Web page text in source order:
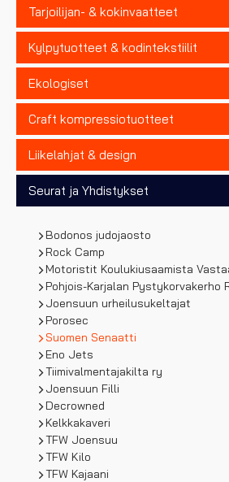
Tarjoilijan- & kokinvaatteet
Kylpytuotteet & kodintekstiilit
Ekologiset
Craft kompressiotuotteet
Liikelahjat & design
Seurat ja Yhdistykset
Bodonos judojaosto
Rock Camp
Motoristit Koulukiusaamista
Pohjois-Karjalan Pystykorvakerho
Joensuun urheilusukeltajat
Porosec
Suomen Senaatti
Eno Jets
Tiimivalmentajakilta ry
Joensuun Filli
Decrowned
Kelkkakaveri
TFW Joensuu
TFW Kilo
TFW Kajaani